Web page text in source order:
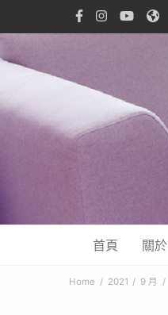
首頁 關於
Home 2021 9 月